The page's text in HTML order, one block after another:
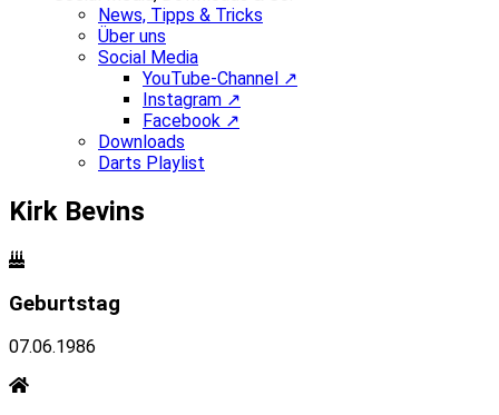
News, Tipps & Tricks
Über uns
Social Media
YouTube-Channel ↗
Instagram ↗
Facebook ↗
Downloads
Darts Playlist
Kirk Bevins
Geburtstag
07.06.1986